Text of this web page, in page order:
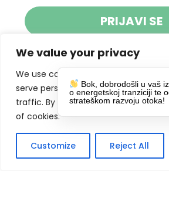
We value your privacy
We use cookies to enhance your
serve personalized ads or content,
traffic. By clicking "Accept All", you
of cookies.
Customize Reject All
PRIJAVI SE
Klikom na gumb dajete
primanje novosti Pokreta
slažete spolitikom
DRUŠTVENE
Bok, dobrodošli u vaš
o energetskoj tranziciji te
strateškom razvoju otoka!